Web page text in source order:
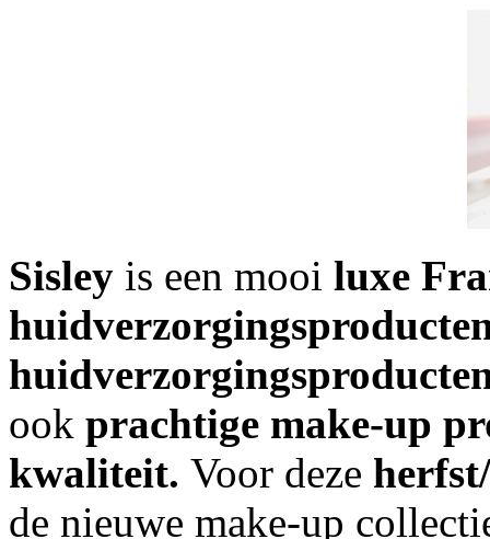
Sisley is een mooi luxe
ook prachtige make-up
kwaliteit. Voor deze
de nieuwe make-up